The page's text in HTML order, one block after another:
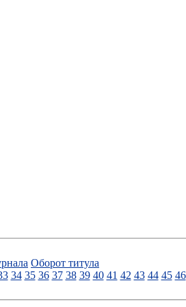
Оборот титула
34 35 36 37 38 39 40 41 42 43 44 45 46